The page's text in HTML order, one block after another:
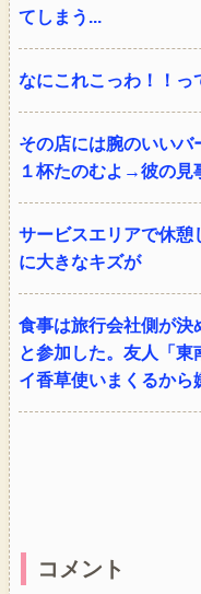
てしまう...
なにこれこっわ！！っ
その店には腕のいいバ
１杯たのむよ→彼の
サービスエリアで休憩
に大きなキズが
食事は旅行会社側が決
と参加した。友人「
イ香草使いまくるから
コメント